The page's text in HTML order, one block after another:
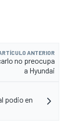
ANTERIOR
no preocupa
a Hyundai
podio en